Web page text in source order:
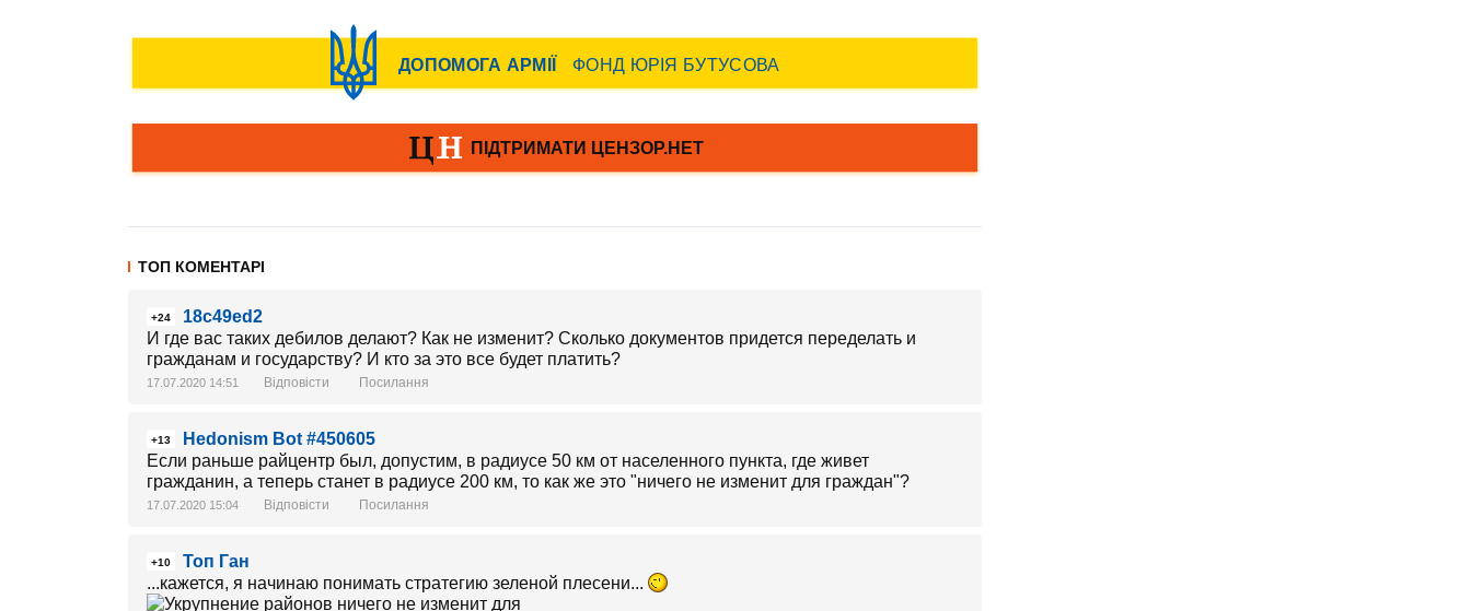
ТОП КОМЕНТАРІ
+24
18c49ed2
И где вас таких дебилов делают? Как не изменит? Сколько документов придется переделать и
гражданам и государству? И кто за это все будет платить?
17.07.2020 14:51 Відповісти Посилання
+13
Hedonism Bot #450605
Если раньше райцентр был, допустим, в радиусе 50 км от населенного пункта, где живет
гражданин, а теперь станет в радиусе 200 км, то как же это "ничего не изменит для граждан"?
17.07.2020 15:04 Відповісти Посилання
+10
Топ Ган
...кажется, я начинаю понимать стратегию зеленой плесени...